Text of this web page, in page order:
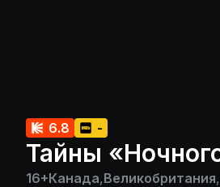
6.8 -
Тайны
16+Канада,Великобритания,